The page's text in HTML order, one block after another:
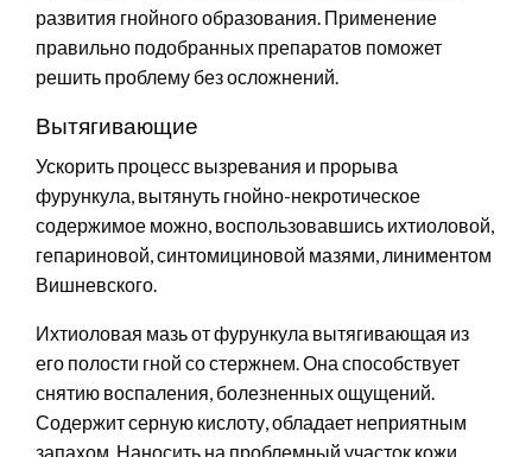
развития гнойного образования. Применение
правильно подобранных препаратов поможет
решить проблему без осложнений.
Вытягивающие
Ускорить процесс вызревания и прорыва
фурункула, вытянуть гнойно-некротическое
содержимое можно, воспользовавшись ихтиоловой,
гепариновой, синтомициновой мазями, линиментом
Вишневского.
Ихтиоловая мазь от фурункула вытягивающая из
его полости гной со стержнем. Она способствует
снятию воспаления, болезненных ощущений.
Содержит серную кислоту, обладает неприятным
запахом. Наносить на проблемный участок кожи,